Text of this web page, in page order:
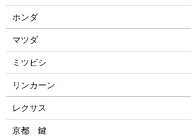
ホンダ
マツダ
ミツビシ
リンカーン
レクサス
京都 鍵